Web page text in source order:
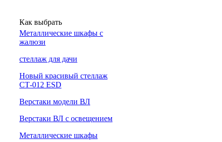
Как выбрать
Металлические шкафы с
жалюзи
cтеллаж для дачи
Новый красивый стеллаж
СТ-012 ESD
Верстаки модели ВЛ
Верстаки ВЛ с освещением
Металлические шкафы